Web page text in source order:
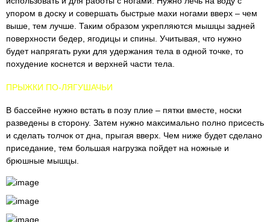
упором в доску и совершать быстрые махи ногами вверх – чем
выше, тем лучше. Таким образом укрепляются мышцы задней
поверхности бедер, ягодицы и спины. Учитывая, что нужно
будет напрягать руки для удержания тела в одной точке, то
похудение коснется и верхней части тела.
ПРЫЖКИ ПО-ЛЯГУШАЧЬИ
В бассейне нужно встать в позу плие – пятки вместе, носки
разведены в сторону. Затем нужно максимально полно присесть
и сделать толчок от дна, прыгая вверх. Чем ниже будет сделано
приседание, тем большая нагрузка пойдет на ножные и
брюшные мышцы.